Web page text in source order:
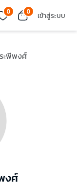
0 0 เข้าสู่ระบบ
ะพีพงศ์
งศ์